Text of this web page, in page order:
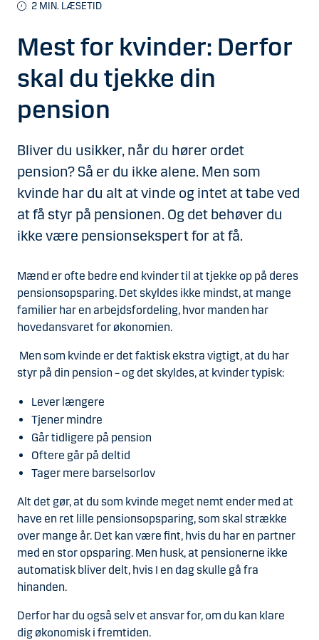
2 MIN. LÆSETID
Mest for kvinder: Derfor
skal du tjekke din
pension
Bliver du usikker, når du hører ordet
pension? Så er du ikke alene. Men som
kvinde har du alt at vinde og intet at tabe ved
at få styr på pensionen. Og det behøver du
ikke være pensionsekspert for at få.
Mænd er ofte bedre end kvinder til at tjekke op på deres
pensionsopsparing. Det skyldes ikke mindst, at mange
familier har en arbejdsfordeling, hvor manden har
hovedansvaret for økonomien.
Men som kvinde er det faktisk ekstra vigtigt, at du har
styr på din pension – og det skyldes, at kvinder typisk:
Lever længere
Tjener mindre
Går tidligere på pension
Oftere går på deltid
Tager mere barselsorlov
Alt det gør, at du som kvinde meget nemt ender med at
have en ret lille pensionsopsparing, som skal strække
over mange år. Det kan være fint, hvis du har en partner
med en stor opsparing. Men husk, at pensionerne ikke
automatisk bliver delt, hvis I en dag skulle gå fra
hinanden.
Derfor har du også selv et ansvar for, om du kan klare
dig økonomisk i fremtiden.